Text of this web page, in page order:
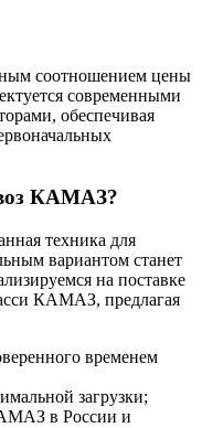
соотношением цены
современными
обеспечивая
КАМАЗ?
техника для
вариантом станет
на поставке
КАМАЗ, предлагая
временем
загрузки;
в России и